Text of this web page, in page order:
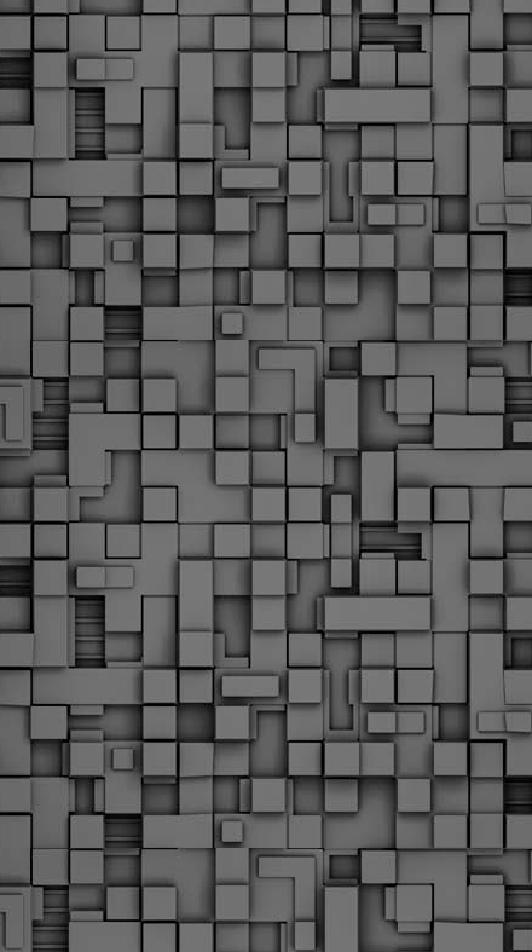
σε δήμους της χώρας. Το Dimastin, αναζητεί σχετικό
φωτογραφικό υλικό στο διαδίκτυο και σας το παρουσιάζει σε
αυτή την ανάρτηση. Επίσης, σας καλούμε, αν διαπιστώσετε ότι
μας έχουν "ξεφύγει" ορκωμοσίες, μπορείτε να στέλνετε το
φωτογραφικό τους υλικό στο dimasthes@gmail.gr ώστε να το
δημοσιεύουμε εδώ, άμεσα.
MAR
Θεσσαλονίκη: Ορκίστηκαν οι 75 νέοι δημοτικοί
αστυνομικοί – Τι τους ζήτησε ο Αγγελούδης
Ενισχύεται το έργο της δημοτικής αστυνομίας στο δήμο
Θεσσαλονίκης καθώς το πρωί της Τετάρτης 18 Μαρτίου
ορκίστηκαν οι 75 νέοι δημοτικοί αστυνομικοί.
«Με αυτούς, σε λίγους μήνες αποκτά ένα ισχυρό σώμα η
δημοτική αστυνομία. Θα είναι πιο κοντά στον πολίτη. Είχα την
ευκαιρία να είμαι σήμερα στην ορκωμοσία τους.
MAR
Ξεκίνησαν εδώ και μια εβδομάδα οι αφίξεις των
νεοπροσληφθέντων Δημοτικών Αστυνομικών στους
δήμους και οι ορκωμοσίες τους - Πλήρες
Μεγάλες μέρες ζει ο "οργανισμός" της Δημοτικής Αστυνομίας!
Να θυμίσουμε ότι κανονικές προσλήψεις στην Δημοτική
Αστυνομία έχουν να γίνουν από το 2010. Δεκαέξι ολόκληρα
χρόνια! Και βέβαια, ακόμη και με αυτές τις προσλήψεις, δεν
φτάνουμε ούτε τα 2/3 των Δημοτικών Αστυνομικών που
υπηρετούσαν το 2013 προ της κατάργησης της υπηρεσίας με
απόφαση του σημερινού πρωθυπουργού Κυριάκου Μητσοτάκη. Ας
είναι...
2
Δημοτική Αστυνομία Θεσσαλονίκης: Διμηνιαίος
απολογισμός ελέγχων τήρησης νομοθεσίας
Τον απολογισμό των δράσεων ελέγχου για τα ζώα συντροφιάς
κατά το δίμηνο Ιανουαρίου – Φεβρουαρίου 2026 παρουσιάζει η
Δημοτική Αστυνομία Θεσσαλονίκης, με στόχο την προστασία των
ζώων και την ομαλή συμβίωση στην πόλη.